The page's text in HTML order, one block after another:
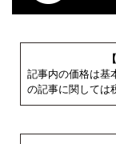
記事内の価格は基
の記事に関しては